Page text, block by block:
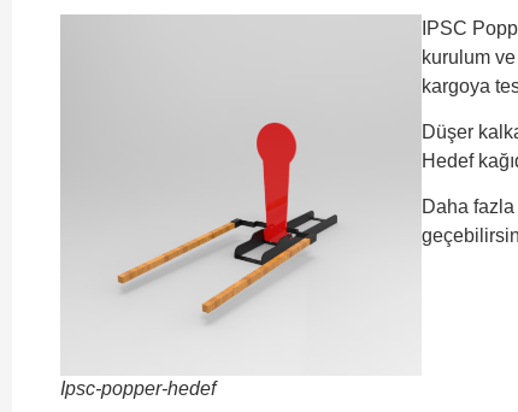
Ipsc-popper-hedef
IPSC
kurulum
kargoya
Düşer
Hedef
Daha